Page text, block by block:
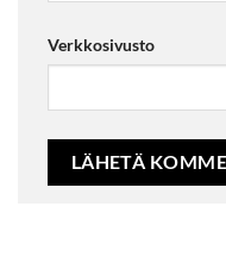
Verkkosivusto